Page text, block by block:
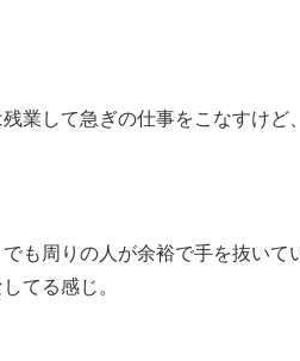
業して急ぎの仕事をこなすけ
も周りの人が余裕で手を抜い
てる感じ。